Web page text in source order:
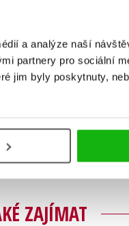
a analýze naší
partnery pro sociální
jim byly poskytnuty,
ZAJÍMAT